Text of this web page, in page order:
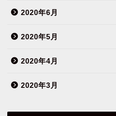
2020年6月
2020年5月
2020年4月
2020年3月